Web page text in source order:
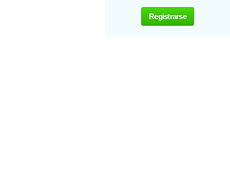
Registrarse